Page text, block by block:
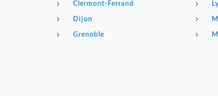
Clermont-Ferrand
Dijon
Grenoble